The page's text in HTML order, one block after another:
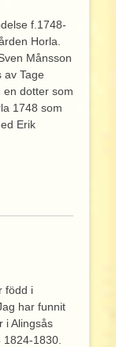
f.1748-
Horla.
Månsson
av Tage
en dotter som
1748 som
Erik
född i
har funnit
i Alingsås
1830.